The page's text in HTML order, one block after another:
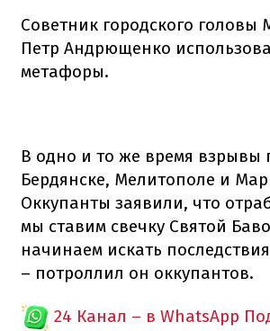
Советник городского головы
Петр Андрющенко
метафоры.
В одно и то же время взрывы
Бердянске, Мелитополе и
Оккупанты заявили, что
мы ставим свечку Святой
начинаем искать
– потроллил он оккупантов.
24 Канал – в WhatsApp